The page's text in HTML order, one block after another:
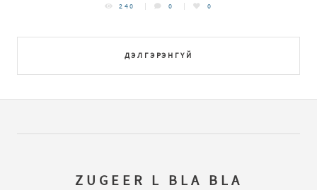
ДЭЛГЭРЭНГҮЙ
240 0 0
ZUGEER L BLA BLA